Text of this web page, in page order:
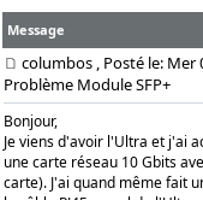
Message
columbos , Posté le: Mer
Problème Module SFP+
Bonjour,
Je viens d'avoir l'Ultra et j'ai
une carte réseau 10 Gbits
carte). J'ai quand même fait